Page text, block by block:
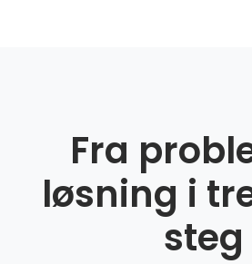
Fra
løsning i
steg